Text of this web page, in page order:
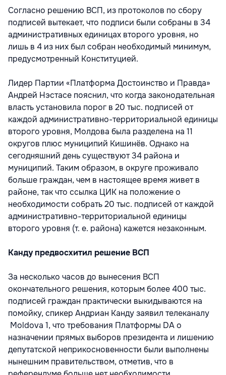
Согласно решению ВСП, из протоколов по сбору
подписей вытекает, что подписи были собраны в 34
административных единицах второго уровня, но
лишь в 4 из них был собран необходимый минимум,
предусмотренный Конституцией.
Лидер Партии «Платформа Достоинство и Правда»
Андрей Нэстасе пояснил, что когда законодательная
власть установила порог в 20 тыс. подписей от
каждой административно-территориальной единицы
второго уровня, Молдова была разделена на 11
округов плюс муниципий Кишинёв. Однако на
сегодняшний день существуют 34 района и
муниципий. Таким образом, в округе проживало
больше граждан, чем в настоящее время живет в
районе, так что ссылка ЦИК на положение о
необходимости собрать 20 тыс. подписей от каждой
административно-территориальной единицы
второго уровня (т. е. района) кажется незаконным.
Канду предвосхитил решение ВСП
За несколько часов до вынесения ВСП
окончательного решения, которым более 400 тыс.
подписей граждан практически выкидываются на
помойку, спикер Андриан Канду заявил телеканалу
Moldova 1, что требования Платформы DA о
назначении прямых выборов президента и лишению
депутатской неприкосновенности были выполнены
нынешним правительством, отметив, что в